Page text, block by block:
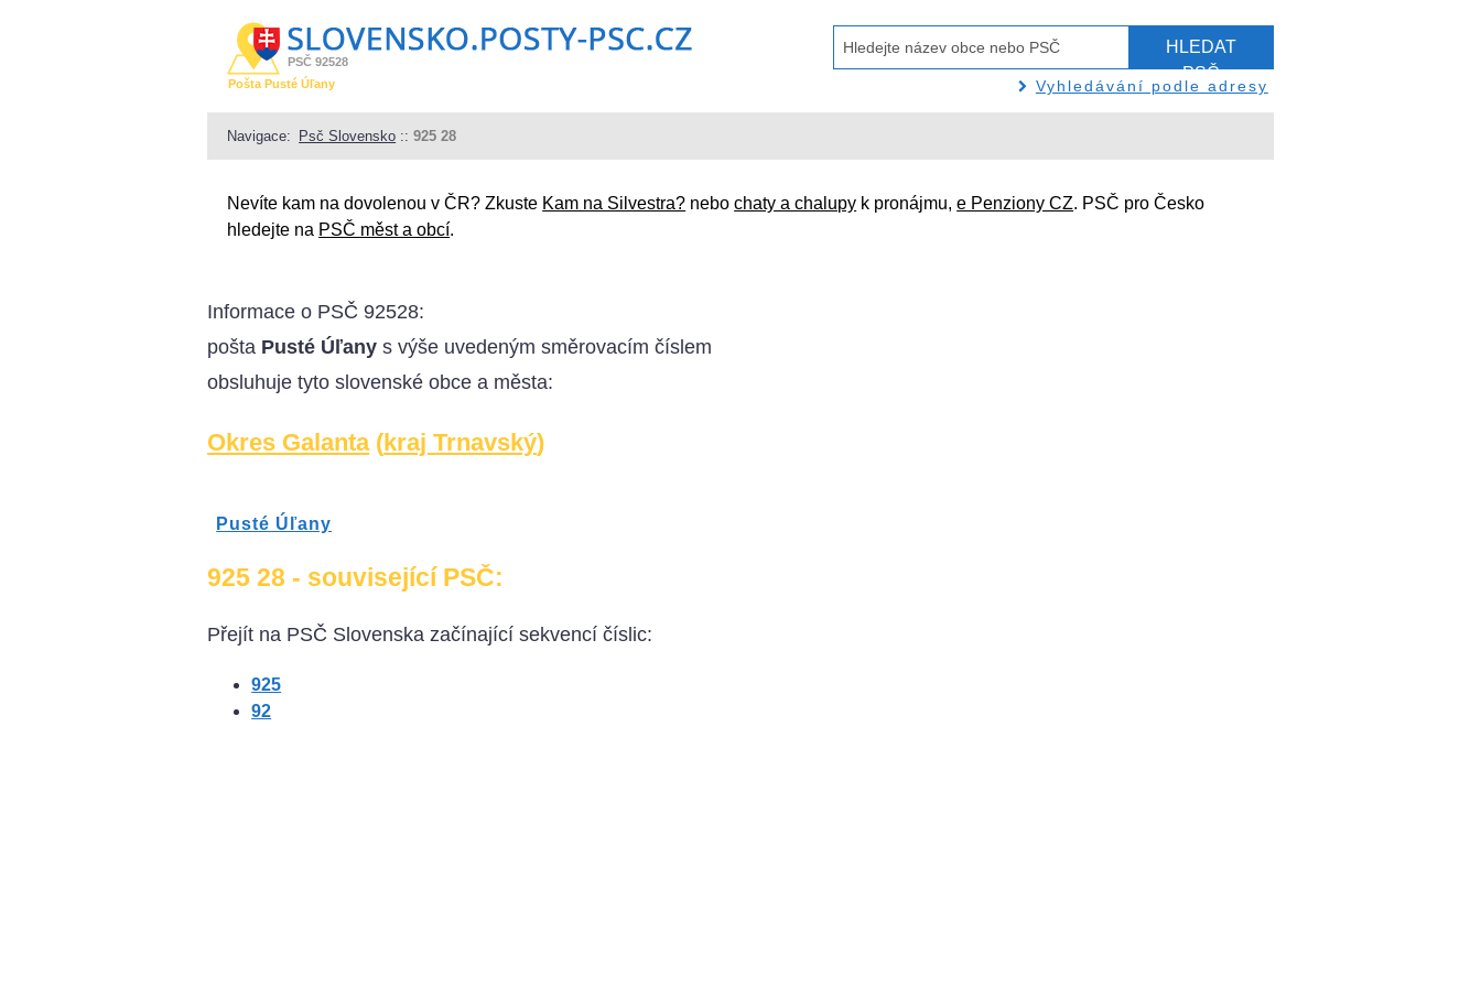
PSČ 92528
Pošta Pusté Úľany
HLEDAT
PSČ
Vyhledávání podle adresy
Navigace: Psč Slovensko ::925 28
Nevíte kam na dovolenou v ČR? Zkuste Kam na Silvestra? nebochaty a chalupy k pronájmu,e Penziony CZ. PSČ pro Česko
hledejte na PSČ měst a obcí.
Informace o PSČ 92528:
pošta Pusté Úľany s výše uvedeným směrovacím číslem
obsluhuje tyto slovenské obce a města:
Okres Galanta(kraj Trnavský)
Pusté Úľany
925 28 - související PSČ:
Přejít na PSČ Slovenska začínající sekvencí číslic:
925
92